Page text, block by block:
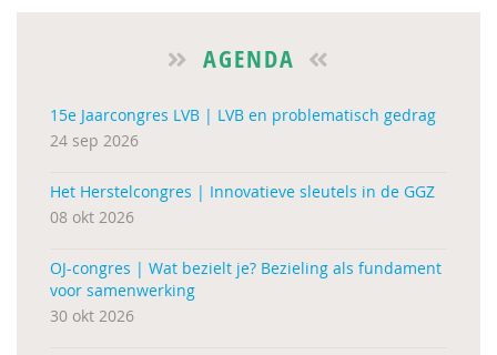
AGENDA
15e Jaarcongres LVB | LVB en problematisch gedrag
24 sep 2026
Het Herstelcongres | Innovatieve sleutels in de GGZ
08 okt 2026
OJ-congres | Wat bezielt je? Bezieling als fundament
voor samenwerking
30 okt 2026